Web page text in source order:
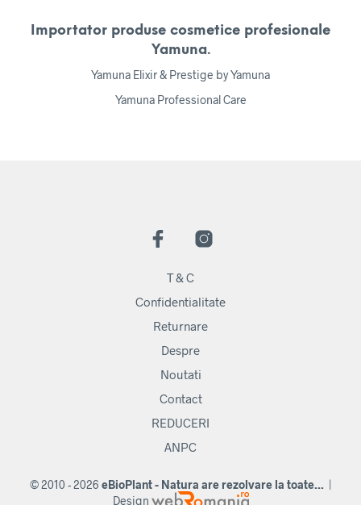
Importator produse cosmetice profesionale
Yamuna.
Yamuna Elixir & Prestige by Yamuna
Yamuna Professional Care
T & C
Confidentialitate
Returnare
Despre
Noutati
Contact
REDUCERI
ANPC
© 2010 - 2026 eBioPlant - Natura are rezolvare la toate... |
Design